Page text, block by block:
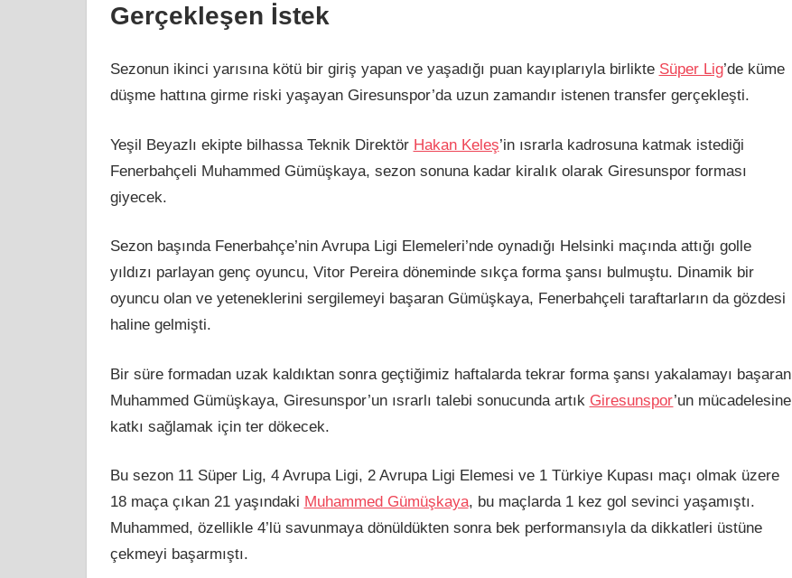
Gerçekleşen İstek
Sezonun ikinci yarısına kötü bir giriş yapan ve yaşadığı puan kayıplarıyla birlikte Süper Lig’de küme
düşme hattına girme riski yaşayan Giresunspor’da uzun zamandır istenen transfer gerçekleşti.
Yeşil Beyazlı ekipte bilhassa Teknik Direktör Hakan Keleş’in ısrarla kadrosuna katmak istediği
Fenerbahçeli Muhammed Gümüşkaya, sezon sonuna kadar kiralık olarak Giresunspor forması
giyecek.
Sezon başında Fenerbahçe’nin Avrupa Ligi Elemeleri’nde oynadığı Helsinki maçında attığı golle
yıldızı parlayan genç oyuncu, Vitor Pereira döneminde sıkça forma şansı bulmuştu. Dinamik bir
oyuncu olan ve yeteneklerini sergilemeyi başaran Gümüşkaya, Fenerbahçeli taraftarların da gözdesi
haline gelmişti.
Bir süre formadan uzak kaldıktan sonra geçtiğimiz haftalarda tekrar forma şansı yakalamayı başaran
Muhammed Gümüşkaya, Giresunspor’un ısrarlı talebi sonucunda artık Giresunspor’un mücadelesine
katkı sağlamak için ter dökecek.
Bu sezon 11 Süper Lig, 4 Avrupa Ligi, 2 Avrupa Ligi Elemesi ve 1 Türkiye Kupası maçı olmak üzere
18 maça çıkan 21 yaşındaki Muhammed Gümüşkaya, bu maçlarda 1 kez gol sevinci yaşamıştı.
Muhammed, özellikle 4’lü savunmaya dönüldükten sonra bek performansıyla da dikkatleri üstüne
çekmeyi başarmıştı.